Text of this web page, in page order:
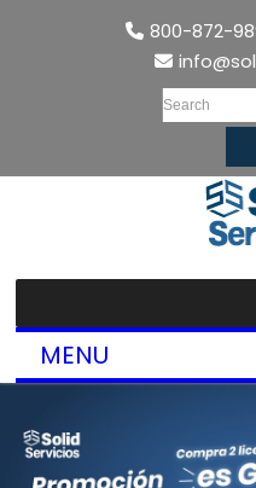
800-872-
Search
MENU